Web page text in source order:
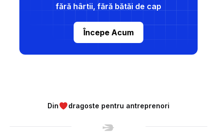
fără hârtii, fără bătăi de cap
Începe Acum
Din dragoste pentru antreprenori